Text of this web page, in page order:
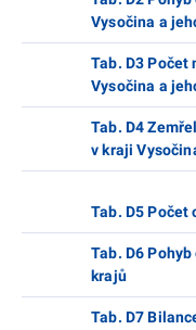
Vysočina a
Tab. D3 Počet
Vysočina a
Tab. D4
v kraji
Tab. D5
Tab. D6
krajů
Tab. D7